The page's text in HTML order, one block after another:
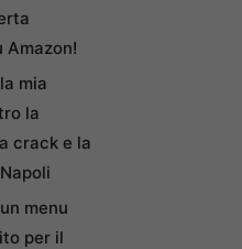
Amazon!
mia
la
crack e la
menu
per il